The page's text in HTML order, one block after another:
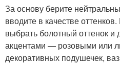
За основу берите
вводите в качестве
выбрать болотный оттенок и
акцентами — розовыми или
декоративных подушечек,